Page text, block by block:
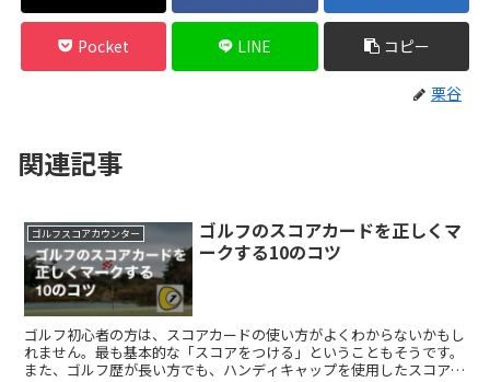
Pocket LINE コピー
栗谷
関連記事
ゴルフスコアカウンター
ゴルフのスコアカードを正しくマ
ークする10のコツ
ゴルフ初心者の方は、スコアカードの使い方がよくわからないかもし
れません。最も基本的な「スコアをつける」ということもそうです。
また、ゴルフ歴が長い方でも、ハンディキャップを使用したスコアリ